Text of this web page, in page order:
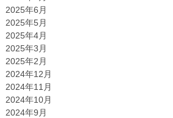
2025年6月
2025年5月
2025年4月
2025年3月
2025年2月
2024年12月
2024年11月
2024年10月
2024年9月